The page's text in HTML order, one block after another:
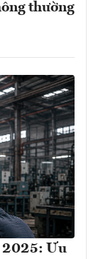
thường
2025: Ưu